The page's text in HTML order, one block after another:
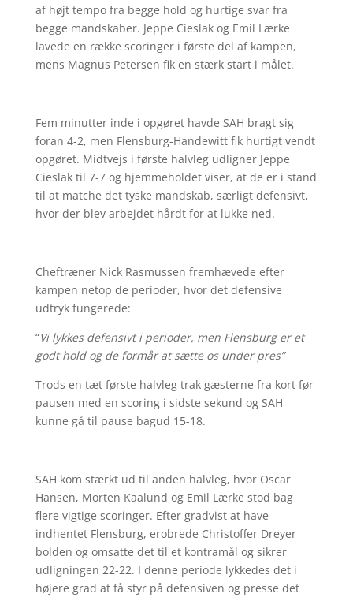
af højt tempo fra begge hold og hurtige svar fra
begge mandskaber. Jeppe Cieslak og Emil Lærke
lavede en række scoringer i første del af kampen,
mens Magnus Petersen fik en stærk start i målet.
Fem minutter inde i opgøret havde SAH bragt sig
foran 4-2, men Flensburg-Handewitt fik hurtigt vendt
opgøret. Midtvejs i første halvleg udligner Jeppe
Cieslak til 7-7 og hjemmeholdet viser, at de er i stand
til at matche det tyske mandskab, særligt defensivt,
hvor der blev arbejdet hårdt for at lukke ned.
Cheftræner Nick Rasmussen fremhævede efter
kampen netop de perioder, hvor det defensive
udtryk fungerede:
“Vi lykkes defensivt i perioder, men Flensburg er et
godt hold og de formår at sætte os under pres”
Trods en tæt første halvleg trak gæsterne fra kort før
pausen med en scoring i sidste sekund og SAH
kunne gå til pause bagud 15-18.
SAH kom stærkt ud til anden halvleg, hvor Oscar
Hansen, Morten Kaalund og Emil Lærke stod bag
flere vigtige scoringer. Efter gradvist at have
indhentet Flensburg, erobrede Christoffer Dreyer
bolden og omsatte det til et kontramål og sikrer
udligningen 22-22. I denne periode lykkedes det i
højere grad at få styr på defensiven og presse det